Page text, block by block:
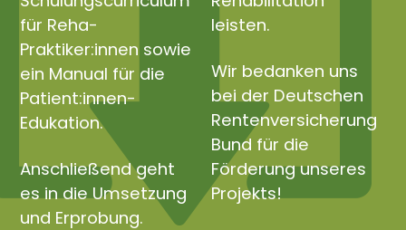
für Reha-
Praktiker:innen sowie
ein Manual für die
Patient:innen-
Edukation.
Anschließend geht
es in die Umsetzung
und Erprobung.
leisten.
Wir bedanken uns
bei der Deutschen
Rentenversicherung
Bund für die
Förderung unseres
Projekts!